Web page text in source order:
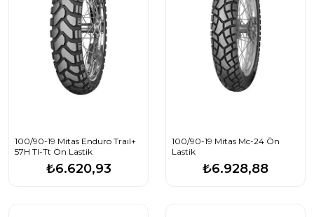
100/90-19 Mitas Enduro Traıl+
57H Tl-Tt Ön Lastik
₺6.620,93
100/90-19 Mitas Mc-24 Ön
Lastik
₺6.928,88